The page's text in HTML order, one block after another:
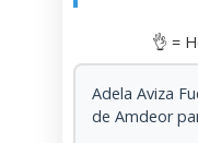
👌 =
Adela Aviza
de Amdeor